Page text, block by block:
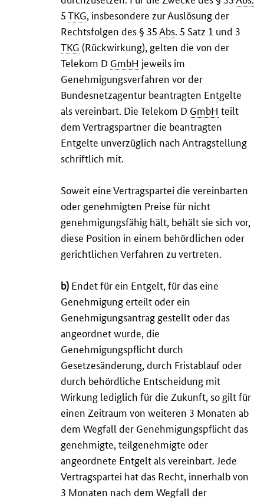
5TKG , insbesondere zur Auslösung der
Rechtsfolgen des § 35 Abs. 5 Satz 1 und 3
TKG (Rückwirkung), gelten die von der
Telekom D GmbH jeweils im
Genehmigungsverfahren vor der
Bundesnetzagentur beantragten Entgelte
als vereinbart. Die Telekom D GmbH teilt
dem Vertragspartner die beantragten
Entgelte unverzüglich nach Antragstellung
schriftlich mit.
Soweit eine Vertragspartei die vereinbarten
oder genehmigten Preise für nicht
genehmigungsfähig hält, behält sie sich vor,
diese Position in einem behördlichen oder
gerichtlichen Verfahren zu vertreten.
b) Endet für ein Entgelt, für das eine
Genehmigung erteilt oder ein
Genehmigungsantrag gestellt oder das
angeordnet wurde, die
Genehmigungspflicht durch
Gesetzesänderung, durch Fristablauf oder
durch behördliche Entscheidung mit
Wirkung lediglich für die Zukunft, so gilt für
einen Zeitraum von weiteren 3 Monaten ab
dem Wegfall der Genehmigungspflicht das
genehmigte, teilgenehmigte oder
angeordnete Entgelt als vereinbart. Jede
Vertragspartei hat das Recht, innerhalb von
3 Monaten nach dem Wegfall der